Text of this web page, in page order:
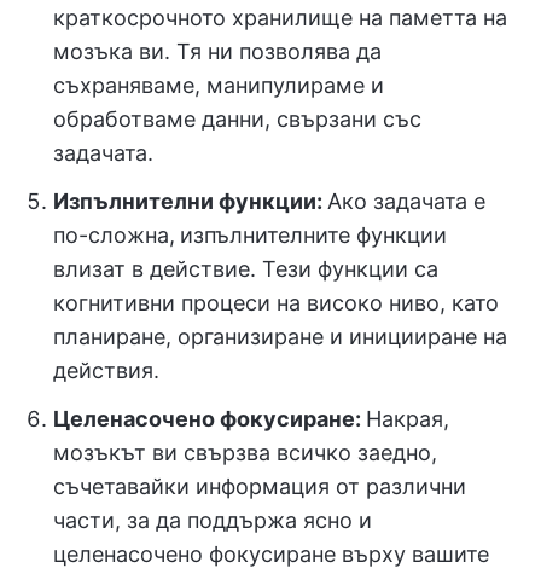
краткосрочното хранилище на паметта на
мозъка ви. Тя ни позволява да
съхраняваме, манипулираме и
обработваме данни, свързани със
задачата.
Изпълнителни функции: Ако задачата е
по-сложна, изпълнителните функции
влизат в действие. Тези функции са
когнитивни процеси на високо ниво, като
планиране, организиране и иницииране на
действия.
Целенасочено фокусиране: Накрая,
мозъкът ви свързва всичко заедно,
съчетавайки информация от различни
части, за да поддържа ясно и
целенасочено фокусиране върху вашите